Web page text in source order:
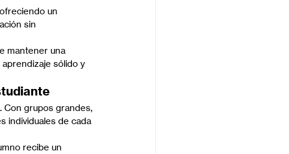
un
sin
mantener una
sólido y
Con grupos grandes,
individuales de cada
recibe un